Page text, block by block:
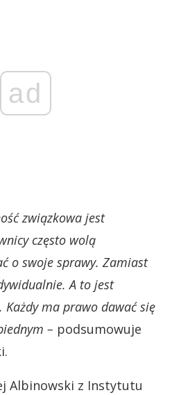
ad
związkowa jest
często wolą
o swoje sprawy. Zamiast
A to jest
Każdy ma prawo dawać się
– podsumowuje
Albinowski z Instytutu